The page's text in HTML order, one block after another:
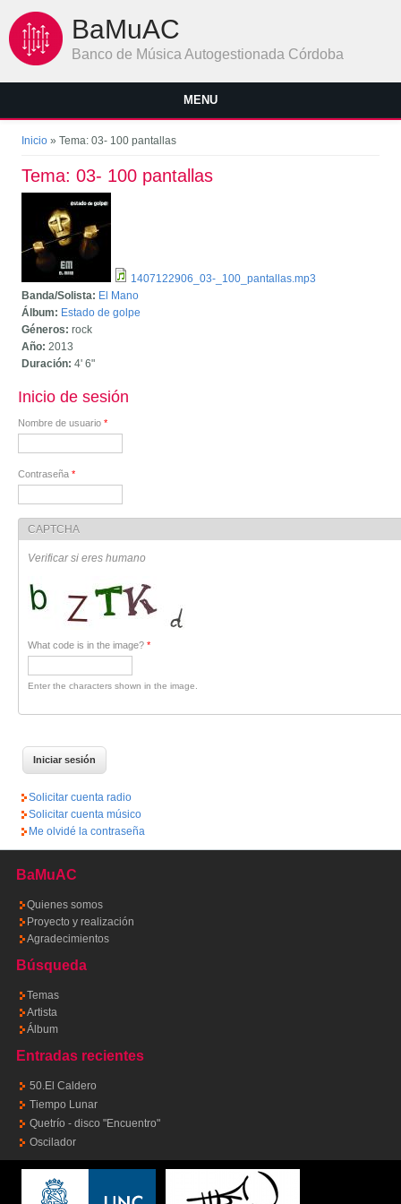
BaMuAC
Banco de Música Autogestionada Córdoba
MENU
Se encuentra usted aquí
Inicio » Tema: 03- 100 pantallas
Tema: 03- 100 pantallas
1407122906_03-_100_pantallas.mp3
Banda/Solista: El Mano
Álbum: Estado de golpe
Géneros:rock
Año:2013
Duración:4' 6"
Inicio de sesión
Nombre de usuario *
Contraseña *
CAPTCHA
Verificar si eres humano
What code is in the image? *
Enter the characters shown in the image.
Solicitar cuenta radio
Solicitar cuenta músico
Me olvidé la contraseña
BaMuAC
Quienes somos
Proyecto y realización
Agradecimientos
Búsqueda
Temas
Artista
Álbum
Entradas recientes
50.El Caldero
Tiempo Lunar
Quetrío - disco "Encuentro"
Oscilador